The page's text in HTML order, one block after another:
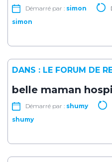
Démarré par : simon
simon
belle maman
Démarré par : shumy
shumy
DANS : LE FORUM DE